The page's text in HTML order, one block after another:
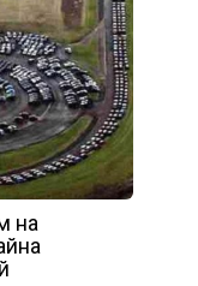
на